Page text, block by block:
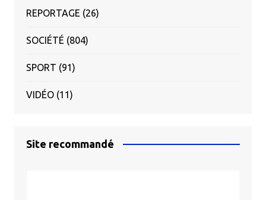
REPORTAGE (26)
SOCIÉTÉ (804)
SPORT (91)
VIDÉO(11)
Site recommandé